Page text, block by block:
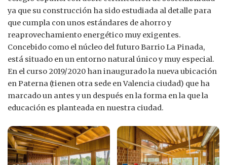
ya que su construcción ha sido estudiada al detalle para
que cumpla con unos estándares de ahorro y
reaprovechamiento energético muy exigentes.
Concebido como el núcleo del futuro Barrio La Pinada,
está situado en un entorno natural único y muy especial.
En el curso 2019/2020 han inaugurado la nueva ubicación
en Paterna (tienen otra sede en Valencia ciudad) que ha
marcado un antes y un después en la forma en la que la
educación es planteada en nuestra ciudad.